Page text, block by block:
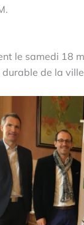
le samedi
de la